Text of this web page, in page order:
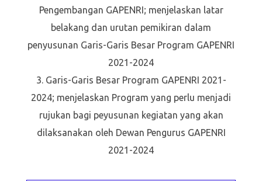
Pengembangan GAPENRI; menjelaskan latar
belakang dan urutan pemikiran dalam
penyusunan Garis-Garis Besar Program GAPENRI
2021-2024
Garis-Garis Besar Program GAPENRI 2021-
2024; menjelaskan Program yang perlu menjadi
rujukan bagi peyusunan kegiatan yang akan
dilaksanakan oleh Dewan Pengurus GAPENRI
2021-2024